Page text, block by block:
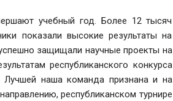
учебный год. Более 12 тысяч
показали высокие результаты на
защищали научные проекты на
республиканского конкурса
Лучшей наша команда признана и на
республиканском турнире